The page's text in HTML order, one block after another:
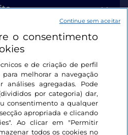
o consentimento
e de criação de perfil
melhorar a navegação
agregadas. Pode
por categoria) dar,
consentimento a qualquer
apropriada e clicando
Ao clicar em "Permitir
todos os cookies no
Continue sem aceitar